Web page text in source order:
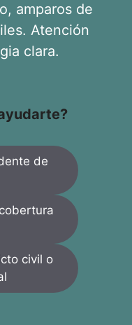
amparos de
Atención
clara.
de
civil o